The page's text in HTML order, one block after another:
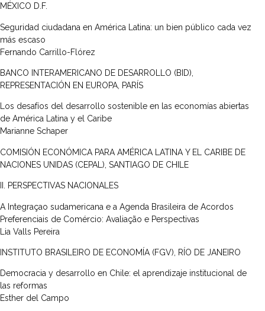
MÉXICO D.F.
Seguridad ciudadana en América Latina: un bien público cada vez
más escaso
Fernando Carrillo-Flórez
BANCO INTERAMERICANO DE DESARROLLO (BID),
REPRESENTACIÓN EN EUROPA, PARÍS
Los desafíos del desarrollo sostenible en las economías abiertas
de América Latina y el Caribe
Marianne Schaper
COMISIÓN ECONÓMICA PARA AMÉRICA LATINA Y EL CARIBE DE
NACIONES UNIDAS (CEPAL), SANTIAGO DE CHILE
II. PERSPECTIVAS NACIONALES
A Integraçao sudamericana e a Agenda Brasileira de Acordos
Preferenciais de Comércio: Avaliação e Perspectivas
Lia Valls Pereira
INSTITUTO BRASILEIRO DE ECONOMÍA (FGV), RÍO DE JANEIRO
Democracia y desarrollo en Chile: el aprendizaje institucional de
las reformas
Esther del Campo